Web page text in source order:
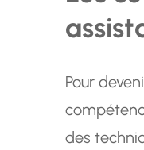
Pour
des